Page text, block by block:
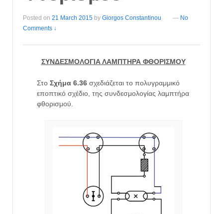
Posted on 21 March 2015 by Giorgos Constantinou — No
Comments ↓
ΣΥΝΔΕΣΜΟΛΟΓΙΑ ΛΑΜΠΤΗΡΑ ΦΘΟΡΙΣΜΟΥ
Στο Σχήμα 6.36 σχεδιάζεται το πολυγραμμικό
εποπτικό σχέδιο, της συνδεσμολογίας λαμπτήρα
φθορισμού.